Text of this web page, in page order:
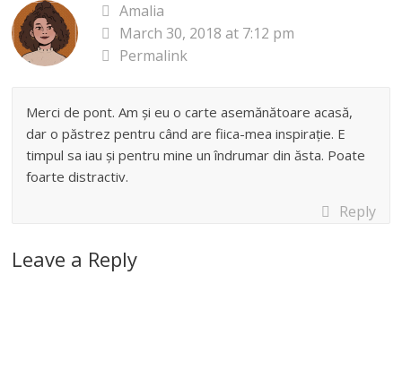
Amalia
March 30, 2018 at 7:12 pm
Permalink
Merci de pont. Am și eu o carte asemănătoare acasă,
dar o păstrez pentru când are fiica-mea inspirație. E
timpul sa iau și pentru mine un îndrumar din ăsta. Poate
foarte distractiv.
Reply
Leave a Reply